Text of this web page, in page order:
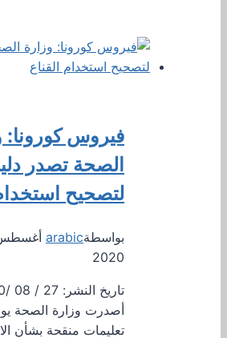
فيروس كورونا:
الصحة تصدر
لتصحيح
بواسطةarabic
2020
أصدرت وزارة الصحة
تعليمات منقحة بشأن